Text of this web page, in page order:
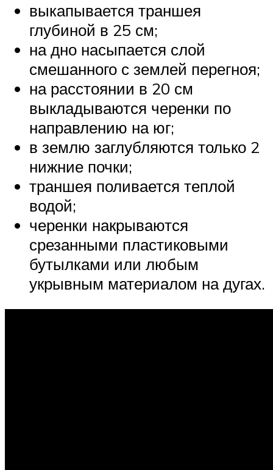
выкапывается траншея
глубиной в 25 см;
на дно насыпается слой
смешанного с землей перегноя;
на расстоянии в 20 см
выкладываются черенки по
направлению на юг;
в землю заглубляются только 2
нижние почки;
траншея поливается теплой
водой;
черенки накрываются
срезанными пластиковыми
бутылками или любым
укрывным материалом на дугах.